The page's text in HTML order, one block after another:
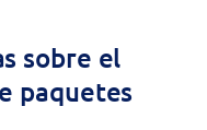
sobre el
paquetes